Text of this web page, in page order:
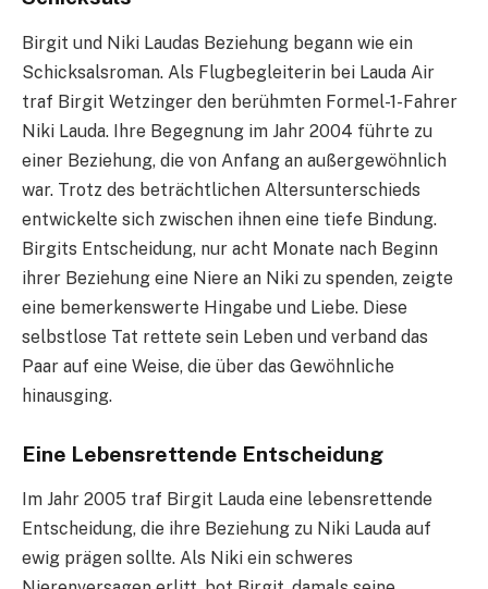
Birgit und Niki Laudas Beziehung begann wie ein
Schicksalsroman. Als Flugbegleiterin bei Lauda Air
traf Birgit Wetzinger den berühmten Formel-1-Fahrer
Niki Lauda. Ihre Begegnung im Jahr 2004 führte zu
einer Beziehung, die von Anfang an außergewöhnlich
war. Trotz des beträchtlichen Altersunterschieds
entwickelte sich zwischen ihnen eine tiefe Bindung.
Birgits Entscheidung, nur acht Monate nach Beginn
ihrer Beziehung eine Niere an Niki zu spenden, zeigte
eine bemerkenswerte Hingabe und Liebe. Diese
selbstlose Tat rettete sein Leben und verband das
Paar auf eine Weise, die über das Gewöhnliche
hinausging.
Eine Lebensrettende Entscheidung
Im Jahr 2005 traf Birgit Lauda eine lebensrettende
Entscheidung, die ihre Beziehung zu Niki Lauda auf
ewig prägen sollte. Als Niki ein schweres